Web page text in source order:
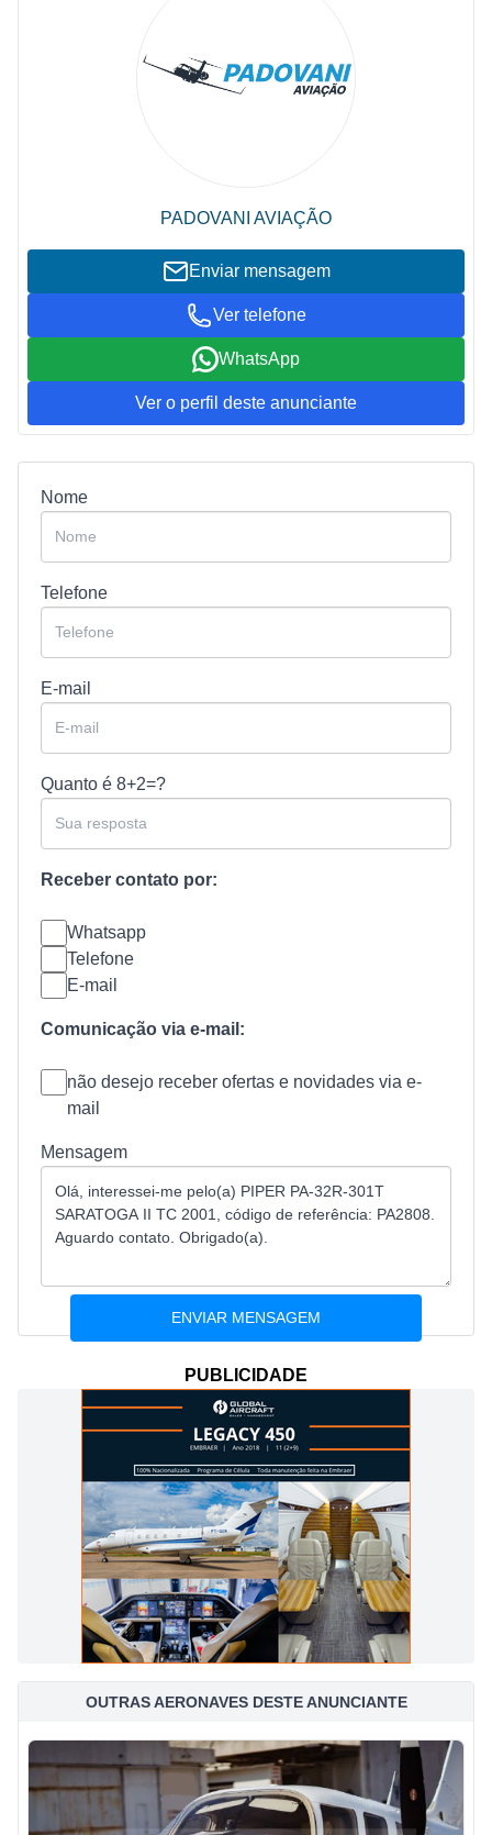
PADOVANI AVIAÇÃO
Enviar mensagem
Ver telefone
WhatsApp
Ver o perfil deste anunciante
Nome
Telefone
E-mail
Quanto é 8+2=?
Receber contato por:
Whatsapp
Telefone
E-mail
Comunicação via e-mail:
não desejo receber ofertas e novidades via e-
mail
Mensagem
PUBLICIDADE
OUTRAS AERONAVES DESTE ANUNCIANTE